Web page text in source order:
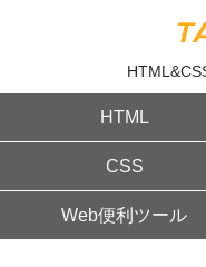
HTML
CSS
Web便利ツール